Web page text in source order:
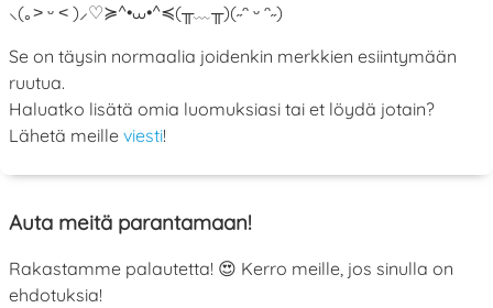
⸜(｡˃ ᵕ ˂ )⸝♡≽^•⩊•^≼(╥﹏╥)(˶ᵔ ᵕ ᵔ˶)
Se on täysin normaalia joidenkin merkkien esiintymään
ruutua.
Haluatko lisätä omia luomuksiasi tai et löydä jotain?
Lähetä meille viesti!
Auta meitä parantamaan!
Rakastamme palautetta! 😍 Kerro meille, jos sinulla on
ehdotuksia!